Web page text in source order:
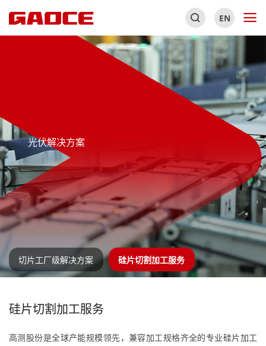
EN
光伏解决方案
切片工厂级解决方案 硅片切割加工服务
硅片切割加工服务
高测股份是全球产能规模领先，兼容加工规格齐全的专业硅片加工